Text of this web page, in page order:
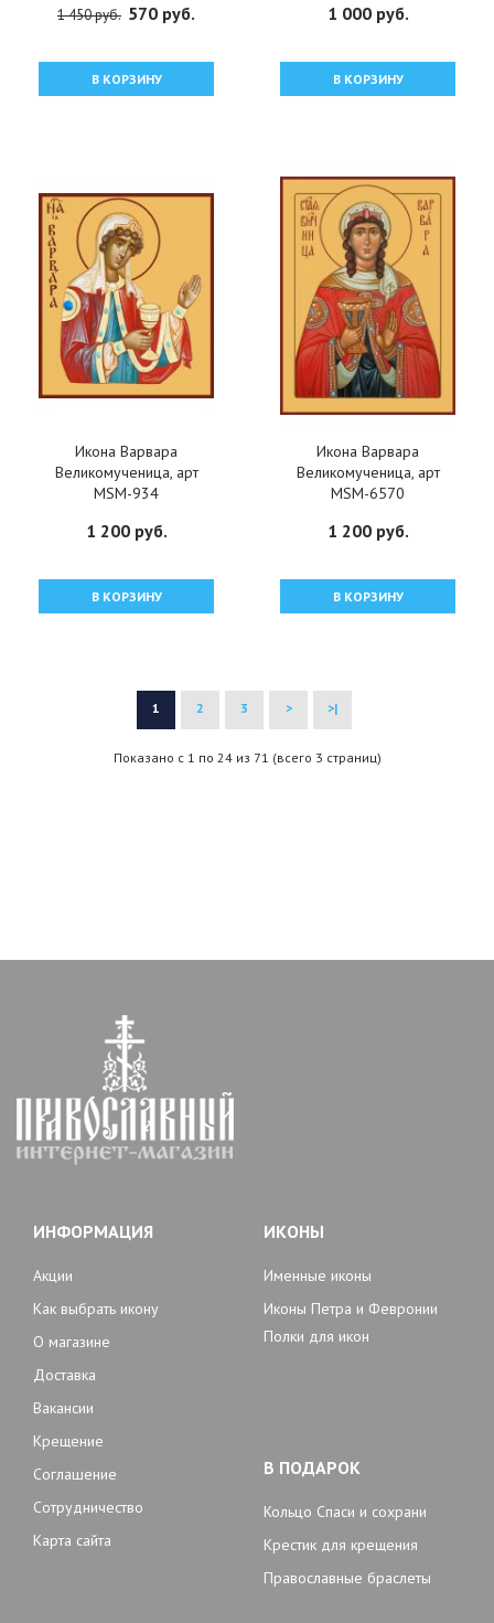
1 450 руб. 570 руб.
В КОРЗИНУ
1 000 руб.
В КОРЗИНУ
Икона Варвара
Великомученица, арт
MSM-934
1 200 руб.
В КОРЗИНУ
Икона Варвара
Великомученица, арт
MSM-6570
1 200 руб.
В КОРЗИНУ
1 2 3 > >|
Показано с 1 по 24 из 71 (всего 3 страниц)
ИНФОРМАЦИЯ
Акции
Как выбрать икону
О магазине
Доставка
Вакансии
Крещение
Соглашение
Сотрудничество
Карта сайта
ИКОНЫ
Именные иконы
Иконы Петра и Февронии
Полки для икон
В ПОДАРОК
Кольцо Спаси и сохрани
Крестик для крещения
Православные браслеты